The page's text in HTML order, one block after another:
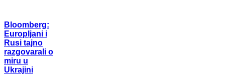
Bloomberg:
Europljani i
Rusi tajno
razgovarali o
miru u
Ukrajini